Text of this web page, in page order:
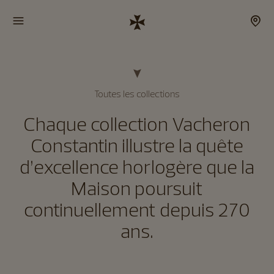
Toutes les collections
Chaque collection Vacheron
Constantin illustre la quête
d’excellence horlogère que la
Maison poursuit
continuellement depuis 270
ans.